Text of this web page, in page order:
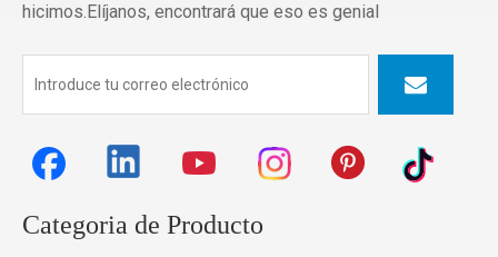
hicimos.Elíjanos, encontrará que eso es genial
Categoria de Producto